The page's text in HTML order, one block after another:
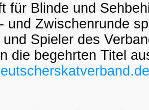
für Blinde und
und Zwischenrunde
Spieler des
die begehrten Titel